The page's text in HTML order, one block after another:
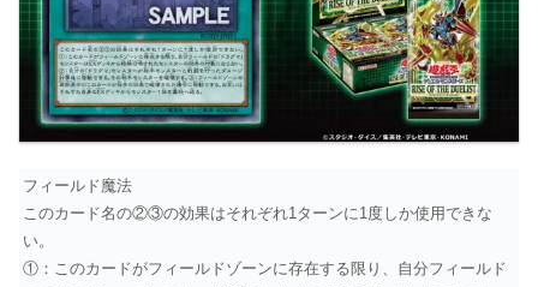
フィールド魔法
このカード名の②③の効果はそれぞれ1ターンに1度しか使用できな
い。
①：このカードがフィールドゾーンに存在する限り、自分フィールド